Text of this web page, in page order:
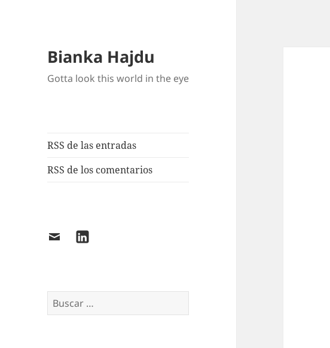
Bianka Hajdu
Gotta look this world in the eye
RSS de las entradas
RSS de los comentarios
EmailLinkedIn
Buscar: